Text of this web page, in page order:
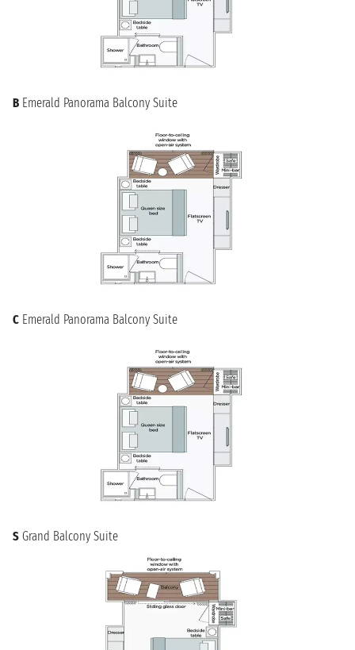
B Emerald Panorama Balcony Suite
C Emerald Panorama Balcony Suite
S Grand Balcony Suite